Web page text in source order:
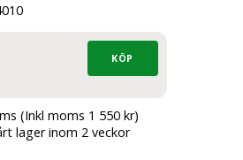
(Inkl moms 1 550 kr)
lager inom 2 veckor